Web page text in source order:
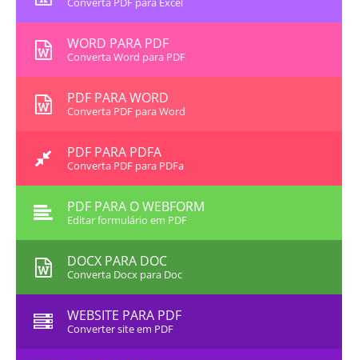
WORD PARA PDF
Converta Word para PDF
PDF PARA WORD
Converta PDF para Word
PDF PARA PDFA
Converta PDF para PDFa
PDF PARA O WEBFORM
Editar formulário em PDF
DOCX PARA DOC
Converta Docx para Doc
WEBSITE PARA PDF
Converter site em PDF